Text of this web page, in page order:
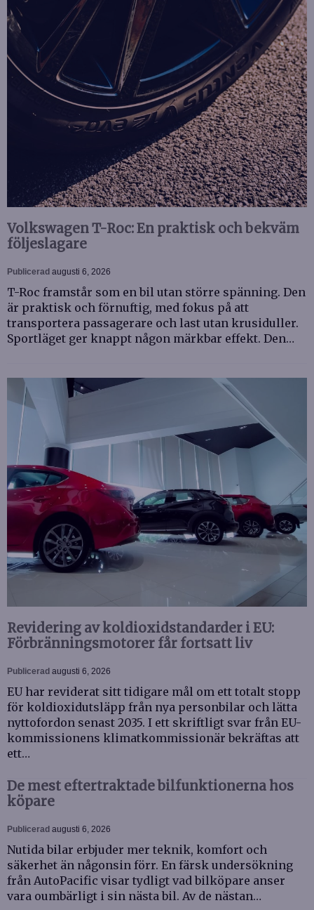
Volkswagen T-Roc: En praktisk och bekväm
följeslagare
Publicerad augusti 6, 2026
T-Roc framstår som en bil utan större spänning. Den
är praktisk och förnuftig, med fokus på att
transportera passagerare och last utan krusiduller.
Sportläget ger knappt någon märkbar effekt. Den…
Revidering av koldioxidstandarder i EU:
Förbränningsmotorer får fortsatt liv
Publicerad augusti 6, 2026
EU har reviderat sitt tidigare mål om ett totalt stopp
för koldioxidutsläpp från nya personbilar och lätta
nyttofordon senast 2035. I ett skriftligt svar från EU-
kommissionens klimatkommissionär bekräftas att
ett…
De mest eftertraktade bilfunktionerna hos
köpare
Publicerad augusti 6, 2026
Nutida bilar erbjuder mer teknik, komfort och
säkerhet än någonsin förr. En färsk undersökning
från AutoPacific visar tydligt vad bilköpare anser
vara oumbärligt i sin nästa bil. Av de nästan…